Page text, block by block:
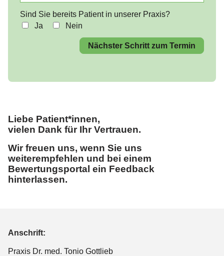
Sind Sie bereits Patient in unserer Praxis?
Ja
Nein
Nächster Schritt zum Termin
Liebe Patient*innen,
vielen Dank für Ihr Vertrauen.
Wir freuen uns, wenn Sie uns
weiterempfehlen und bei einem
Bewertungsportal ein Feedback
hinterlassen.
Anschrift:
Praxis Dr. med. Tonio Gottlieb